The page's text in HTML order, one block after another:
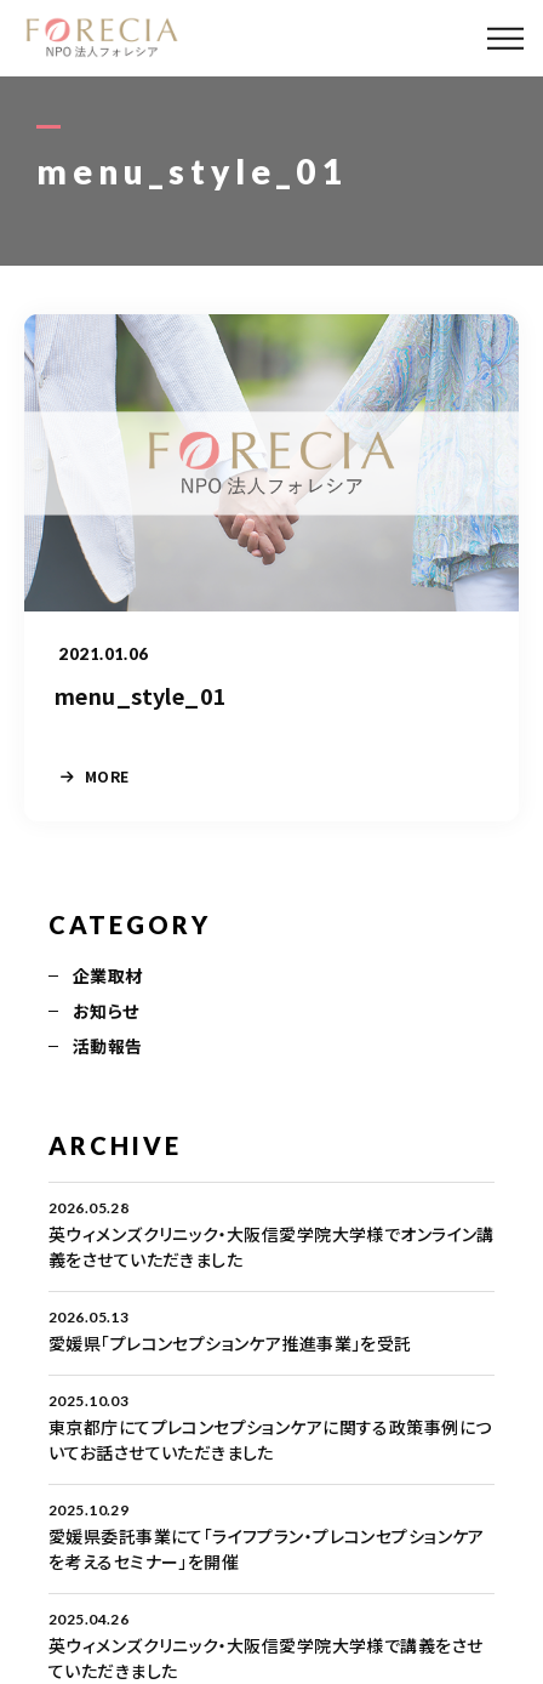
menu_style_01
2021.01.06
menu_style_01
MORE
CATEGORY
企業取材
お知らせ
活動報告
ARCHIVE
2026.05.28
英ウィメンズクリニック・大阪信愛学院大学様でオンライン講
義をさせていただきました
2026.05.13
愛媛県「プレコンセプションケア推進事業」を受託
2025.10.03
東京都庁にてプレコンセプションケアに関する政策事例につ
いてお話させていただきました
2025.10.29
愛媛県委託事業にて「ライフプラン・プレコンセプションケア
を考えるセミナー」を開催
2025.04.26
英ウィメンズクリニック・大阪信愛学院大学様で講義をさせ
ていただきました
私たちについて
活動報告
パートナー
寄付・応援